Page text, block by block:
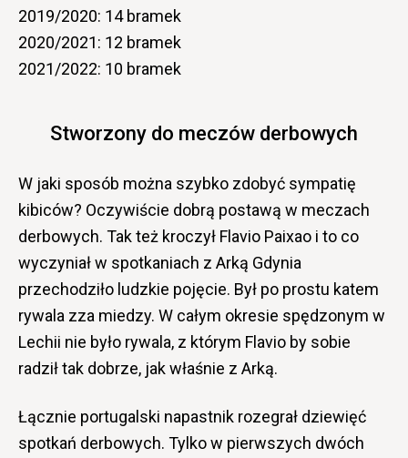
2019/2020: 14 bramek
2020/2021: 12 bramek
2021/2022: 10 bramek
Stworzony do meczów derbowych
W jaki sposób można szybko zdobyć sympatię
kibiców? Oczywiście dobrą postawą w meczach
derbowych. Tak też kroczył Flavio Paixao i to co
wyczyniał w spotkaniach z Arką Gdynia
przechodziło ludzkie pojęcie. Był po prostu katem
rywala zza miedzy. W całym okresie spędzonym w
Lechii nie było rywala, z którym Flavio by sobie
radził tak dobrze, jak właśnie z Arką.
Łącznie portugalski napastnik rozegrał dziewięć
spotkań derbowych. Tylko w pierwszych dwóch